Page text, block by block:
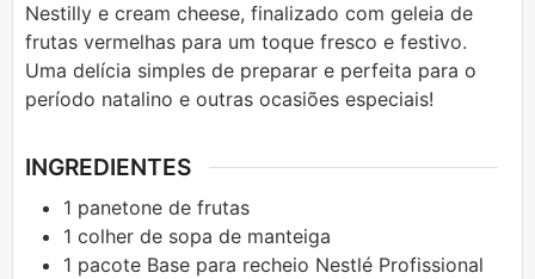
Nestilly e cream cheese, finalizado com geleia de
frutas vermelhas para um toque fresco e festivo.
Uma delícia simples de preparar e perfeita para o
período natalino e outras ocasiões especiais!
INGREDIENTES
1 panetone de frutas
1 colher de sopa de manteiga
1 pacote Base para recheio Nestlé Profissional